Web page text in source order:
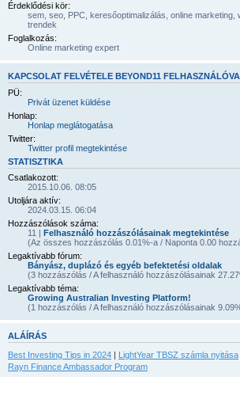
Érdeklődési kör:
sem, seo, PPC, keresőoptimalizálás, online marketing,
trendek
Foglalkozás:
Online marketing expert
KAPCSOLAT FELVÉTELE BEYOND11
PÜ:
Privát üzenet küldése
Honlap:
Honlap meglátogatása
Twitter:
Twitter profil megtekintése
STATISZTIKA
Csatlakozott:
2015.10.06. 08:05
Utoljára aktív:
2024.03.15. 06:04
Hozzászólások száma:
11 | Felhasználó hozzászólásainak megtekintése
(Az összes hozzászólás 0.01%-a / Naponta 0.00
Legaktívabb fórum:
Bányász, duplázó és egyéb befektetési oldalak
(3 hozzászólás / A felhasználó hozzászólásainak
Legaktívabb téma:
Growing Australian Investing Platform!
(1 hozzászólás / A felhasználó hozzászólásainak
ALÁÍRÁS
Best Investing Tips in 2024 | LightYear TBSZ számla nyitása
Rayn Finance Ambassador Program